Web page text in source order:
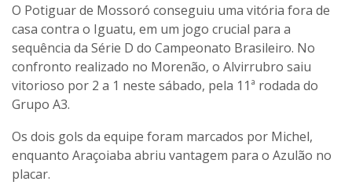
O Potiguar de Mossoró conseguiu uma vitória fora de
casa contra o Iguatu, em um jogo crucial para a
sequência da Série D do Campeonato Brasileiro. No
confronto realizado no Morenão, o Alvirrubro saiu
vitorioso por 2 a 1 neste sábado, pela 11ª rodada do
Grupo A3.
Os dois gols da equipe foram marcados por Michel,
enquanto Araçoiaba abriu vantagem para o Azulão no
placar.